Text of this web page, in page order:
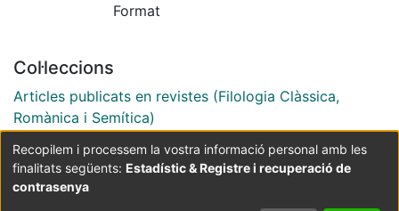
Format
Col·leccions
Articles publicats en revistes (Filologia Clàssica,
Romànica i Semítica)
Coordinació:CRAI UB Avís legal
Metadades
subjectes a:
Recopilem i processem la vostra informació personal amb les
finalitats següents: Estadístic & Registre i recuperació de
contrasenya